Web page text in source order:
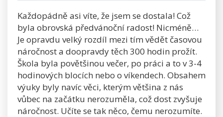
Každopádně asi víte, že jsem se dostala! Což
byla obrovská předvánoční radost! Nicméně…
Je opravdu velký rozdíl mezi tím vědět časovou
náročnost a doopravdy těch 300 hodin prožít.
Škola byla povětšinou večer, po práci a to v 3-4
hodinových blocích nebo o víkendech. Obsahem
výuky byly navíc věci, kterým většina z nás
vůbec na začátku nerozuměla, což dost zvyšuje
náročnost. Učíte se tak něco, čemu nerozumíte.